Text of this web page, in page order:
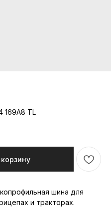
169A8 TL
шина для
и тракторах.